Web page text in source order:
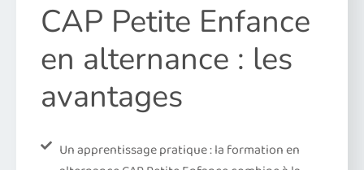
CAP Petite Enfance
en alternance : les
avantages
Un apprentissage pratique : la formation en